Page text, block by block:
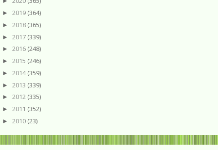
► 2019 (364)
► 2018 (365)
► 2017 (339)
► 2016 (248)
► 2015 (246)
► 2014(359)
► 2013 (339)
► 2012 (335)
► 2011 (352)
► 2010 (23)